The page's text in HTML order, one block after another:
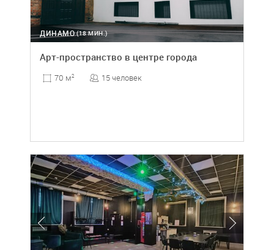
(18 МИН.)
ДИНАМО
Арт-пространство в центре города
70 м2 15 человек